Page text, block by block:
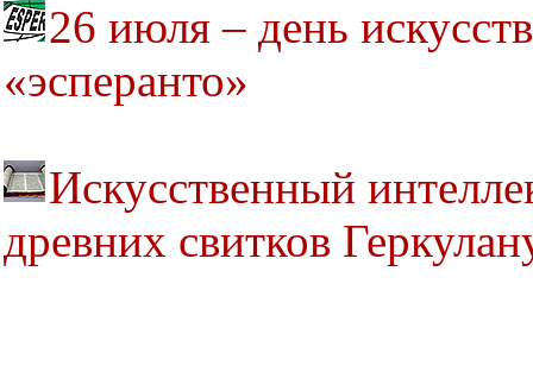
26 июля – день
«эсперанто»
Искусственный
древних свитков